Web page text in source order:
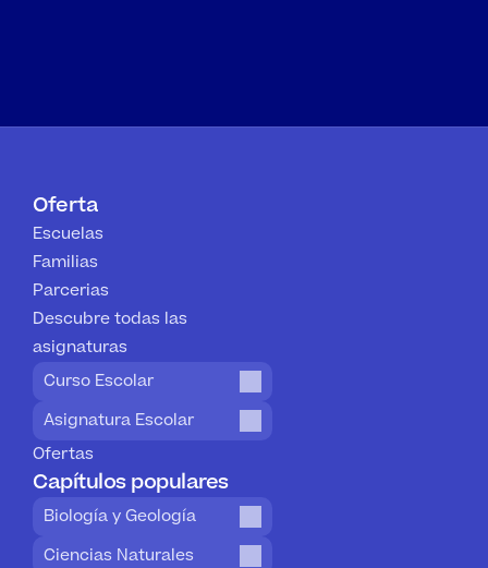
Oferta
Escuelas
Familias
Parcerias
Descubre todas las
asignaturas
Curso Escolar
Asignatura Escolar
Ofertas
Capítulos populares
Biología y Geología
Ciencias Naturales